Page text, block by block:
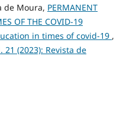
de Moura, PERMANENT
OF THE COVID-19
in times of covid-19 ,
21 (2023): Revista de